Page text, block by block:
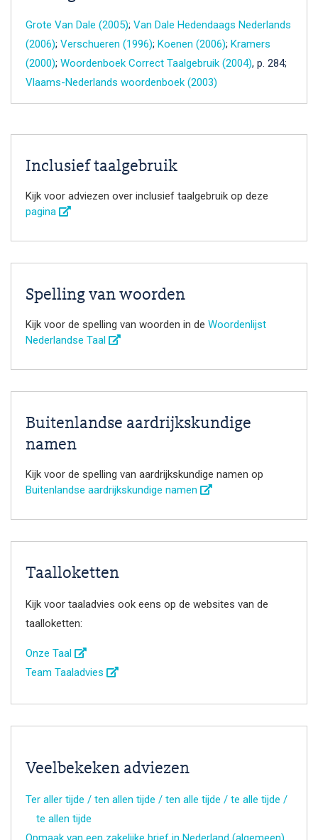
Grote Van Dale (2005); Van Dale Hedendaags Nederlands
(2006); Verschueren (1996); Koenen (2006); Kramers
(2000); Woordenboek Correct Taalgebruik (2004), p. 284;
Vlaams-Nederlands woordenboek (2003)
Inclusief taalgebruik
Kijk voor adviezen over inclusief taalgebruik op deze
pagina
Spelling van woorden
Kijk voor de spelling van woorden in de Woordenlijst
Nederlandse Taal
Buitenlandse aardrijkskundige
namen
Kijk voor de spelling van aardrijkskundige namen op
Buitenlandse aardrijkskundige namen
Taalloketten
Kijk voor taaladvies ook eens op de websites van de
taalloketten:
Onze Taal
Team Taaladvies
Veelbekeken adviezen
Ter aller tijde / ten allen tijde / ten alle tijde / te alle tijde /
te allen tijde